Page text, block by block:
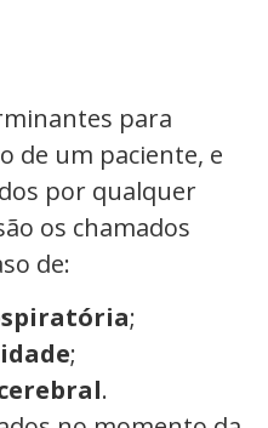
para
de um paciente, e
por qualquer
os chamados
de:
;
;
.